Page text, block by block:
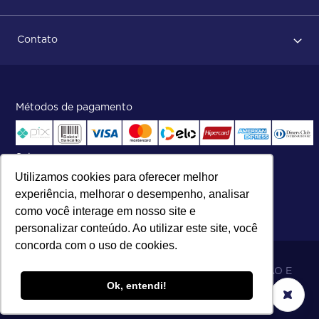
Utilizamos cookies para oferecer melhor
experiência, melhorar o desempenho, analisar
como você interage em nosso site e
personalizar conteúdo. Ao utilizar este site, você
concorda com o uso de cookies.
Ok, entendi!
Status do pedido e acompanhamento da entrega
ISO
Contato
Central de atendimento:
Telefone:(27) 2121-9000
Segunda a Sexta das 8h às 17h30
Métodos de pagamento
Selos
06.698.001/0002-19 - MB 5 COMÉRCIO IMPORTAÇÃO E
EXPORTAÇÃO LTDA - SOARES ATACADO DISTRIBUIDOR.